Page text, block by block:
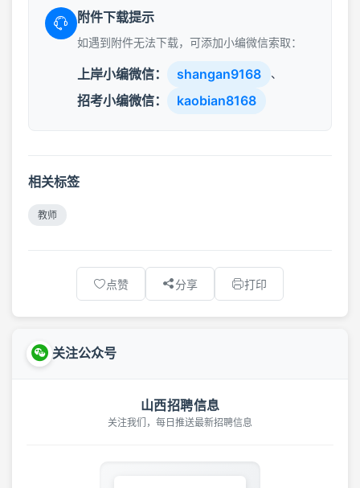
附件下载提示
如遇到附件无法下载，可添加小编微信索取：
上岸小编微信： shangan9168 、
招考小编微信： kaobian8168
相关标签
教师
点赞 分享 打印
关注公众号
山西招聘信息
关注我们，每日推送最新招聘信息